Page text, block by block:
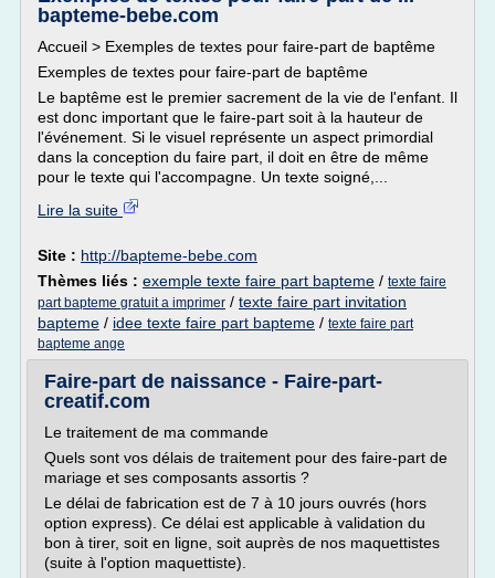
bapteme-bebe.com
Accueil > Exemples de textes pour faire-part de baptême
Exemples de textes pour faire-part de baptême
Le baptême est le premier sacrement de la vie de l'enfant. Il
est donc important que le faire-part soit à la hauteur de
l'événement. Si le visuel représente un aspect primordial
dans la conception du faire part, il doit en être de même
pour le texte qui l'accompagne. Un texte soigné,...
Lire la suite
Site : http://bapteme-bebe.com
Thèmes liés : exemple texte faire part bapteme / texte faire
part bapteme gratuit a imprimer / texte faire part invitation
bapteme / idee texte faire part bapteme / texte faire part
bapteme ange
Faire-part de naissance - Faire-part-
creatif.com
Le traitement de ma commande
Quels sont vos délais de traitement pour des faire-part de
mariage et ses composants assortis ?
Le délai de fabrication est de 7 à 10 jours ouvrés (hors
option express). Ce délai est applicable à validation du
bon à tirer, soit en ligne, soit auprès de nos maquettistes
(suite à l'option maquettiste).